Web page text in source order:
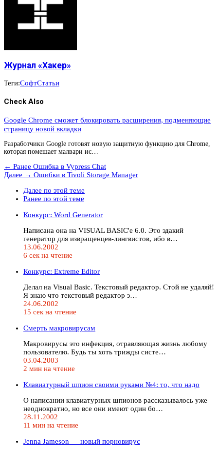
Журнал «Хакер»
Теги:СофтСтатьи
Check Also
Google Chrome сможет блокировать расширения, подменяющие
страницу новой вкладки
Разработчики Google готовят новую защитную функцию для Chrome,
которая помешает малвари ис…
← Ранее Ошибка в Vypress Chat
Далее → Ошибки в Tivoli Storage Manager
Далее по этой теме
Ранее по этой теме
Конкурс: Word Generator
Написана она на VISUAL BASIC'е 6.0. Это эдакий
генератор для извращенцев-лингвистов, ибо в…
13.06.2002
6 сек на чтение
Конкурс: Extreme Editor
Делал на Visual Basic. Текстовый редактор. Стой не удаляй!
Я знаю что текстовый редактор э…
24.06.2002
15 сек на чтение
Смерть макровирусам
Макровирусы это инфекция, отравляющая жизнь любому
пользователю. Будь ты хоть трижды систе…
03.04.2003
2 мин на чтение
Клавиатурный шпион своими руками №4: то, что надо
О написании клавиатурных шпионов рассказывалось уже
неоднократно, но все они имеют один бо…
28.11.2002
11 мин на чтение
Jenna Jameson — новый порновирус